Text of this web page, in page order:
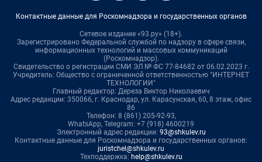
Контактные данные для Роскомнадзора и государственных органов
Сетевое издание «93.ру» (18+).
Зарегистрировано Федеральной службой по надзору в сфере связи,
информационных технологий и массовых коммуникаций
(Роскомнадзор).
Свидетельство о регистрации СМИ ЭЛ № ФС 77-84682 от 06.02.2023 г.
Учредитель: Общество с ограниченной ответственностью "ИНТЕРНЕТ
ТЕХНОЛОГИИ"
Главный редактор: Дереза Виктор Николаевич
Адрес редакции: 350066, г. Краснодар, ул. Карасунская, 60, 8 этаж, офис
86
Телефон: 8 (861) 205-92-93,
WhatsApp, Telegram: +7 (918) 4600219
Электронный адрес редакции: 93@shkulev.ru
Контактные данные для Роскомнадзора и государственных органов:
juristchel@shkulev.ru
Техподдержка: help@shkulev.ru